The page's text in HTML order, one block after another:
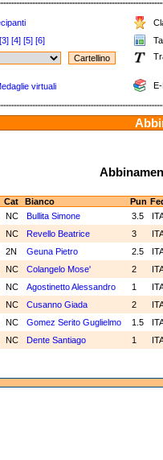
[3] [4] [5] [6]
virtuali
Cat Bianco Pun
NC Bullita Simone 3.5
NC Revello Beatrice 3
2N Geuna Pietro 2.5
NC Colangelo Mose' 2
NC Agostinetto Alessandro 1
NC Cusanno Giada 2
NC Gomez Serito Guglielmo 1.5
NC Dente Santiago 1